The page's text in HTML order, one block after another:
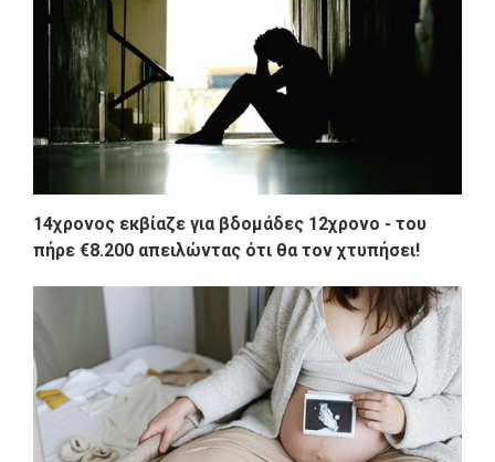
14χρονος εκβίαζε για βδομάδες 12χρονο - του
πήρε €8.200 απειλώντας ότι θα τον χτυπήσει!